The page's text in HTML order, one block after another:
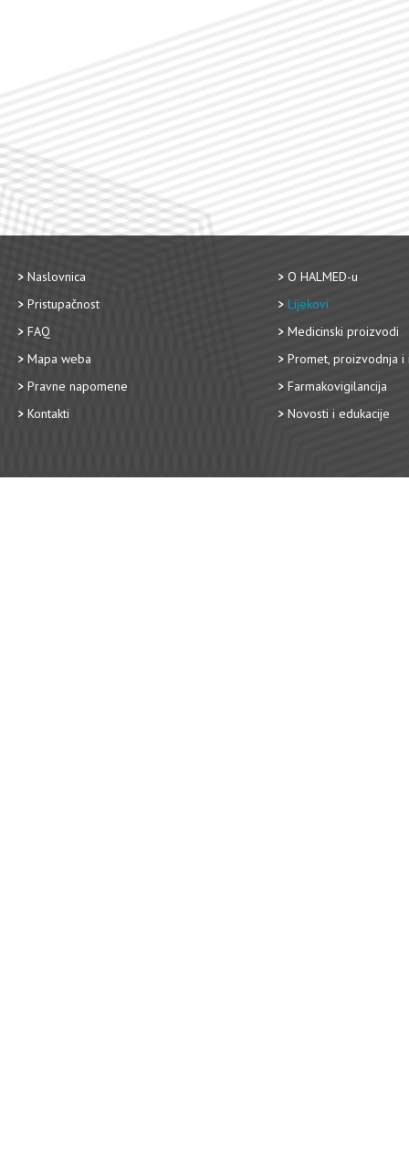
Naslovnica
Pristupačnost
FAQ
Mapa weba
Pravne napomene
Kontakti
O HALMED-u
Lijekovi
Medicinski proizvodi
Promet, proizvodnja i
Farmakovigilancija
Novosti i edukacije